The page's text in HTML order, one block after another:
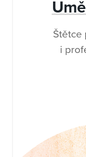
Štětce
i